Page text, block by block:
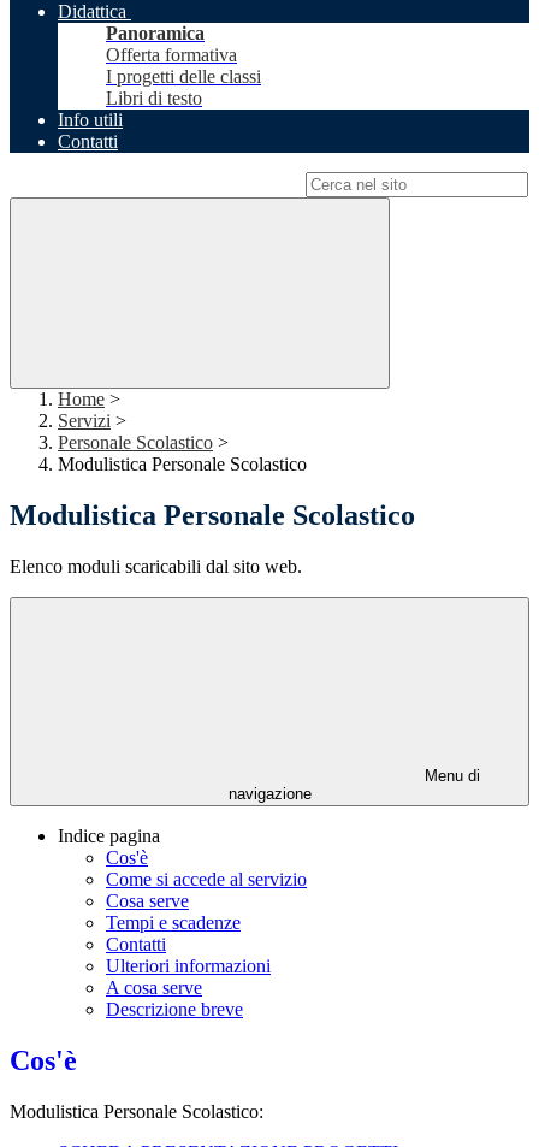
Didattica
Panoramica
Offerta formativa
I progetti delle classi
Libri di testo
Info utili
Contatti
Home >
Servizi >
Personale Scolastico >
Modulistica Personale Scolastico
Modulistica Personale Scolastico
Elenco moduli scaricabili dal sito web.
Menu di
navigazione
Indice pagina
Cos'è
Come si accede al servizio
Cosa serve
Tempi e scadenze
Contatti
Ulteriori informazioni
A cosa serve
Descrizione breve
Cos'è
Modulistica Personale Scolastico: